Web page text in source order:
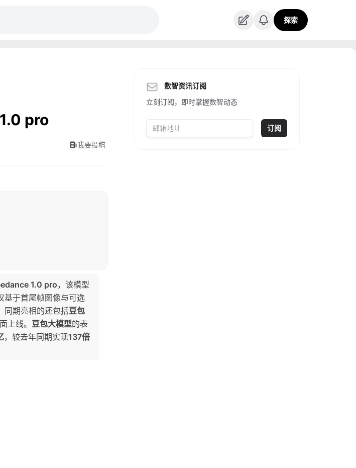
探索
pro
我要投稿
1.0 pro，该模型
基于首尾帧图像与可选
同期亮相的还包括豆包
上线。 豆包大模型的表
，较去年同期实现137倍
数智资讯订阅
立刻订阅，即时掌握数智动态
订阅